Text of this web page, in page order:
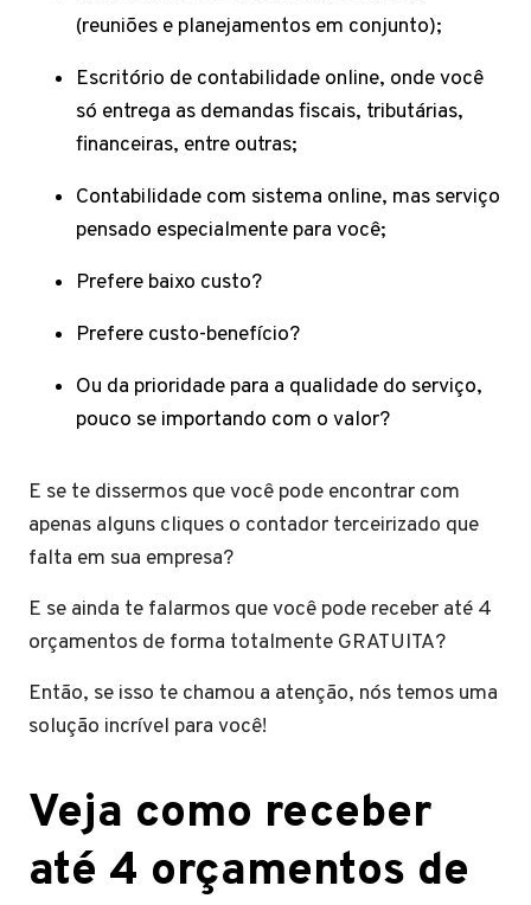
(reuniões e planejamentos em conjunto);
Escritório de contabilidade online, onde você
só entrega as demandas fiscais, tributárias,
financeiras, entre outras;
Contabilidade com sistema online, mas serviço
pensado especialmente para você;
Prefere baixo custo?
Prefere custo-benefício?
Ou da prioridade para a qualidade do serviço,
pouco se importando com o valor?
E se te dissermos que você pode encontrar com
apenas alguns cliques o contador terceirizado que
falta em sua empresa?
E se ainda te falarmos que você pode receber até 4
orçamentos de forma totalmente GRATUITA?
Então, se isso te chamou a atenção, nós temos uma
solução incrível para você!
Veja como receber
até 4 orçamentos de